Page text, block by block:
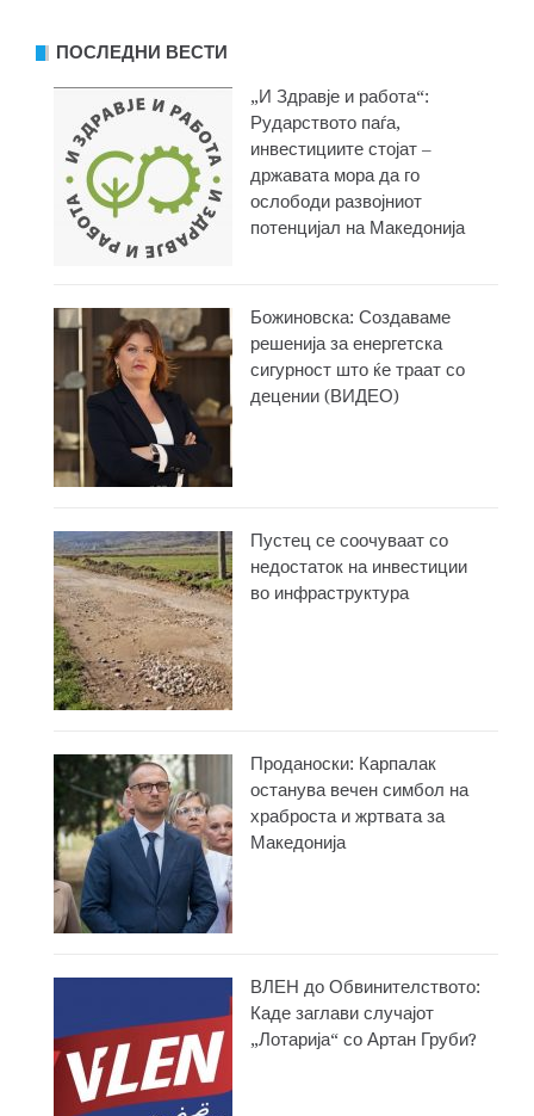
ПОСЛЕДНИ ВЕСТИ
„И Здравје и работа“:
Рударството паѓа,
инвестициите стојат –
државата мора да го
ослободи развојниот
потенцијал на Македонија
Божиновска: Создаваме
решенија за енергетска
сигурност што ќе траат со
децении (ВИДЕО)
Пустец се соочуваат со
недостаток на инвестиции
во инфраструктура
Проданоски: Карпалак
останува вечен симбол на
храброста и жртвата за
Македонија
ВЛЕН до Обвинителството:
Каде заглави случајот
„Лотарија“ со Артан Груби?